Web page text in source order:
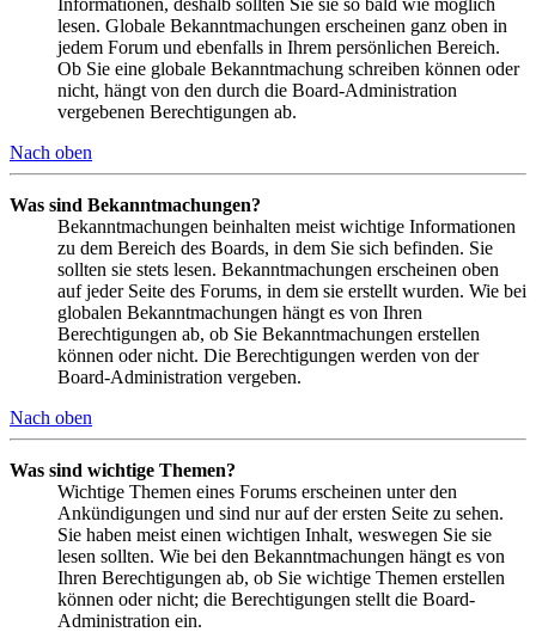
lesen. Globale Bekanntmachungen erscheinen ganz oben in
jedem Forum und ebenfalls in Ihrem persönlichen Bereich.
Ob Sie eine globale Bekanntmachung schreiben können oder
nicht, hängt von den durch die Board-Administration
vergebenen Berechtigungen ab.
Nach oben
Was sind Bekanntmachungen?
Bekanntmachungen beinhalten meist wichtige Informationen
zu dem Bereich des Boards, in dem Sie sich befinden. Sie
sollten sie stets lesen. Bekanntmachungen erscheinen oben
auf jeder Seite des Forums, in dem sie erstellt wurden. Wie bei
globalen Bekanntmachungen hängt es von Ihren
Berechtigungen ab, ob Sie Bekanntmachungen erstellen
können oder nicht. Die Berechtigungen werden von der
Board-Administration vergeben.
Nach oben
Was sind wichtige Themen?
Wichtige Themen eines Forums erscheinen unter den
Ankündigungen und sind nur auf der ersten Seite zu sehen.
Sie haben meist einen wichtigen Inhalt, weswegen Sie sie
lesen sollten. Wie bei den Bekanntmachungen hängt es von
Ihren Berechtigungen ab, ob Sie wichtige Themen erstellen
können oder nicht; die Berechtigungen stellt die Board-
Administration ein.